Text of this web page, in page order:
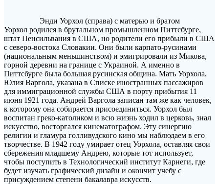
Энди Уорхол (справа) с матерью и братом
Уорхол родился в брутальном промышленном Питтсбурге,
штат Пенсильвания в США, но родители его прибыли в США
с северо-востока Словакии. Они были карпато-русинами
(национальным меньшинством) и эмигрировали из Микова,
горной деревни на границе с Украиной. А именно в
Питтсбурге была большая русинская община. Мать Уорхола,
Юлия Варгола, указана в Списке иностранных пассажиров
для иммиграционной службы США в порту прибытия 11
июня 1921 года. Андрей Варгола записан там же как человек,
к которому она собирается присоединиться. Уорхол был
воспитан греко-католиком и всю жизнь ходил в церковь, знал
искусство, восторгался кинематографом. Эту синергию
религии и гламура голливудского кино мы наблюдаем в его
творчестве. В 1942 году умирает отец Уорхола, оставляя свои
сбережения младшему Андрею, которые тот использует,
чтобы поступить в Технологический институт Карнеги, где
будет изучать графический дизайн и окончит учебу с
присуждением степени бакалавра искусств.